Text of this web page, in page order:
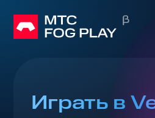
Играть в